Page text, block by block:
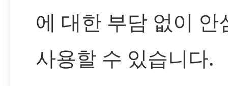
에 대한 부담 없이 안
사용할 수 있습니다.